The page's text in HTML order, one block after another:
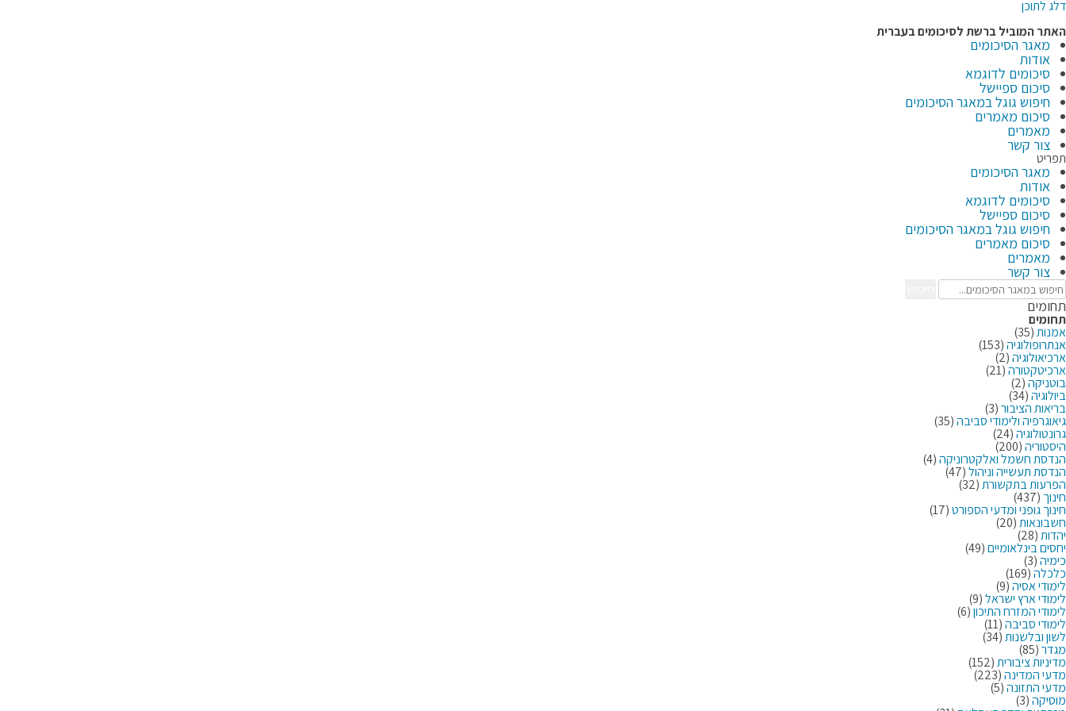
דלג לתוכן
האתר המוביל ברשתלסיכומים בעברית
מאגר הסיכומים
אודות
סיכומים לדוגמא
סיכום ספיישל
חיפוש גוגל במאגר הסיכומים
סיכום מאמרים
מאמרים
צור קשר
תפריט
מאגר הסיכומים
אודות
סיכומים לדוגמא
סיכום ספיישל
חיפוש גוגל במאגר הסיכומים
סיכום מאמרים
מאמרים
צור קשר
תחומים
תחומים
אמנות(35)
אנתרופולוגיה(153)
ארכיאולוגיה(2)
ארכיטקטורה(21)
בוטניקה(2)
ביולוגיה(34)
בריאות הציבור(3)
גיאוגרפיה ולימודי סביבה(35)
גרונטולוגיה(24)
היסטוריה(200)
הנדסת חשמל ואלקטרוניקה(4)
הנדסת תעשייה וניהול(47)
הפרעות בתקשורת(32)
חינוך (437)
חינוך גופני ומדעי הספורט(17)
חשבונאות(20)
יהדות(28)
יחסים בינלאומיים(49)
כימיה(3)
כלכלה(169)
לימודי אסיה(9)
לימודי ארץ ישראל(9)
לימודי המזרח התיכון(6)
לימודי סביבה(11)
לשון ובלשנות(34)
מגדר(85)
מדיניות ציבורית(152)
מדעי המדינה(223)
מדעי התזונה(5)
מוסיקה(3)